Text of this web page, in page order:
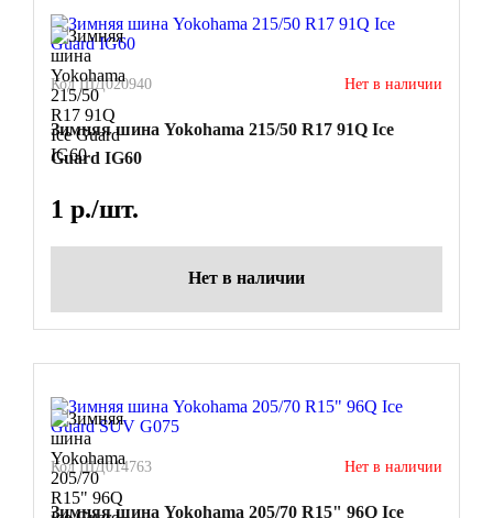
Код ШД020940 Нет в наличии
Зимняя шина Yokohama 215/50 R17 91Q Ice
Guard IG60
1 р./шт.
Нет в наличии
Код ШД014763 Нет в наличии
Зимняя шина Yokohama 205/70 R15" 96Q Ice